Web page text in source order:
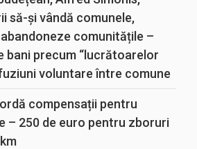
să-și vândă comunele,
comunitățile –
bani precum “lucrătoarelor
voluntare între comune
compensații pentru
– 250 de euro pentru zboruri